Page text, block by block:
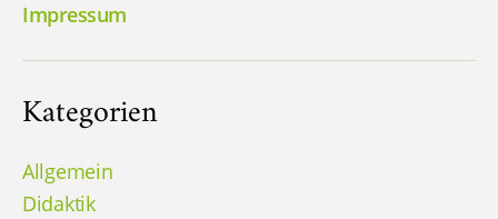
Impressum
Kategorien
Allgemein
Didaktik